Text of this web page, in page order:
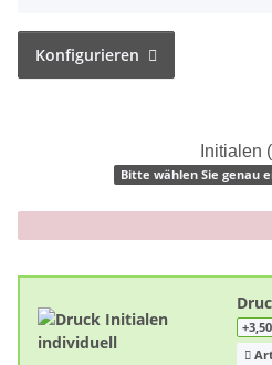
Konfigurieren
Initialen
Bitte wählen Sie genau
x